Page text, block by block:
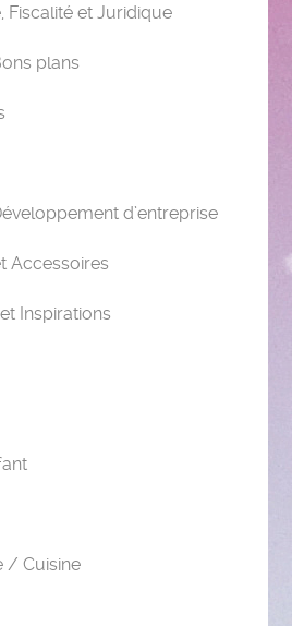
Fiscalité et Juridique
plans
d’entreprise
Accessoires
Inspirations
/ Cuisine